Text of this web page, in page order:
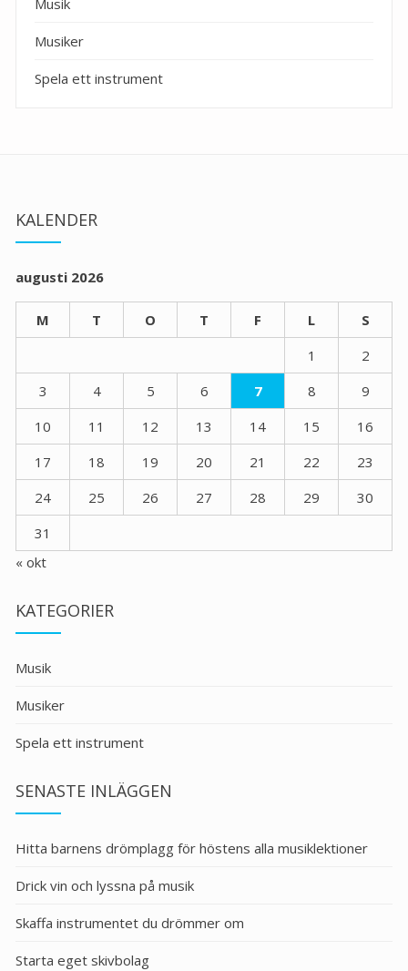
Musik
Musiker
Spela ett instrument
KALENDER
augusti 2026
M T O T F L
S
1
2
3
4 5 6 7 8
9
10
11 12 13 14 15
16
17
18 19 20 21 22
23
24
25 26 27 28 29
30
31
« okt
KATEGORIER
Musik
Musiker
Spela ett instrument
SENASTE INLÄGGEN
Hitta barnens drömplagg för höstens alla musiklektioner
Drick vin och lyssna på musik
Skaffa instrumentet du drömmer om
Starta eget skivbolag